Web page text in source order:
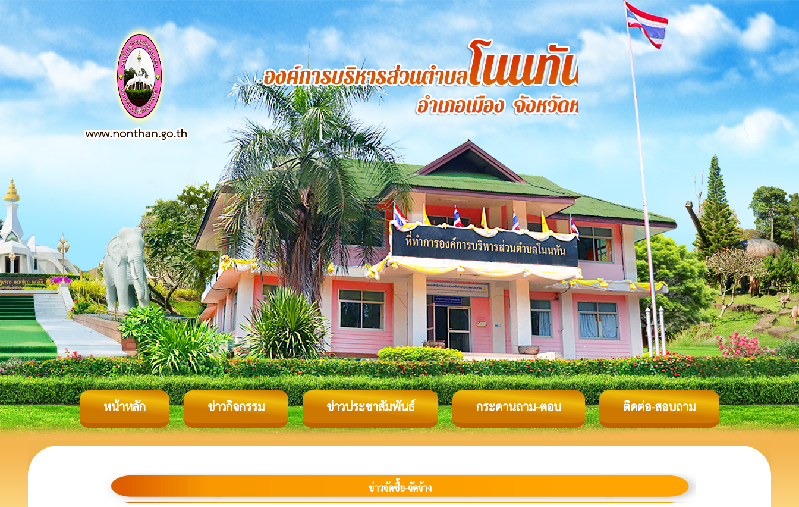
หน้าหลัก ข่าวกิจกรรม ข่าวประชาสัมพันธ์ กระดานถาม-ตอบ ติดต่อ-สอบถาม
ข่าวจัดซื้อ-จัดจ้าง